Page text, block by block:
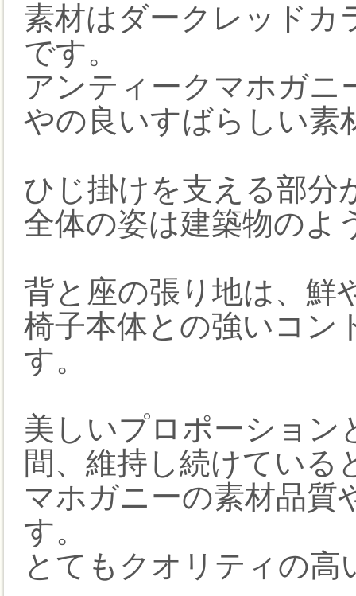
素材はダークレッドカ
です。
アンティークマホガニ
やの良いすばらしい素
ひじ掛けを支える部分
全体の姿は建築物のよ
背と座の張り地は、鮮
椅子本体との強いコン
す。
美しいプロポーション
間、維持し続けている
マホガニーの素材品質
す。
とてもクオリティの高